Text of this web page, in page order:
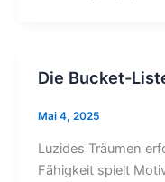
Die Bucket-
Mai 4, 2025
Luzides Träumen
Fähigkeit spielt